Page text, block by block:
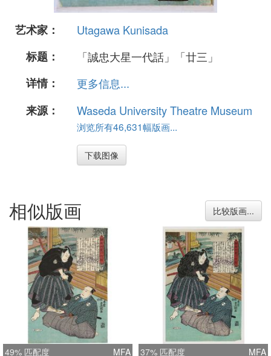
艺术家：
Utagawa Kunisada
标题：
「誠忠大星一代話」「廿三」
详情：
更多信息...
来源：
Waseda University Theatre Museum
浏览所有46,631幅版画...
下载图像
相似版画 比较版画...
49% 匹配度 MFA 37% 匹配度 MFA